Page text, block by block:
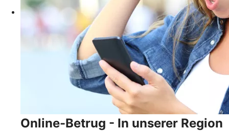
Online-Betrug - In unserer Region